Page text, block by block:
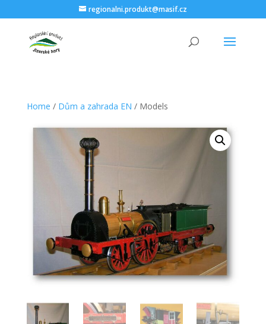
regionalni.produkt@masif.cz
Home / Dům a zahrada EN / Models